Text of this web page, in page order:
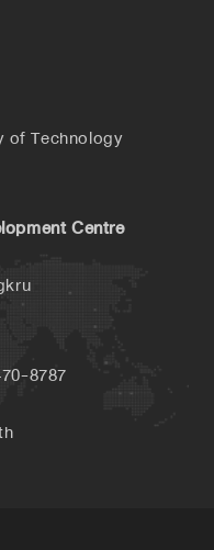
of Technology
Centre
8787